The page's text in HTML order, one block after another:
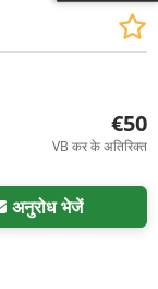
अधिक
€50
VB कर के अतिरिक्त
अनुरोध भेजें